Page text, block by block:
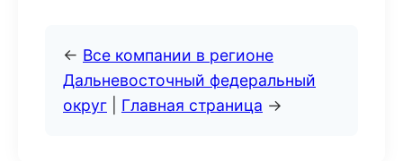
← Все компании в регионе
Дальневосточный федеральный
округ
Главная страница →